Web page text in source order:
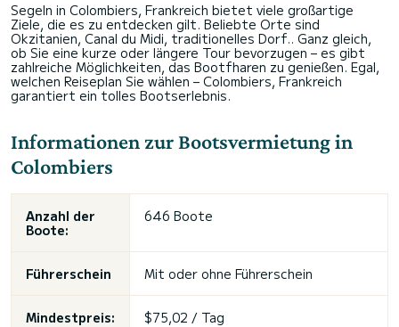
Segeln in Colombiers, Frankreich bietet viele großartige
Ziele, die es zu entdecken gilt. Beliebte Orte sind
Okzitanien, Canal du Midi, traditionelles Dorf.. Ganz gleich,
ob Sie eine kurze oder längere Tour bevorzugen – es gibt
zahlreiche Möglichkeiten, das Bootfharen zu genießen. Egal,
welchen Reiseplan Sie wählen – Colombiers, Frankreich
garantiert ein tolles Bootserlebnis.
Informationen zur Bootsvermietung in
Colombiers
Anzahl der
Boote:
646 Boote
Führerschein Mit oder ohne Führerschein
Mindestpreis: $75,02 / Tag